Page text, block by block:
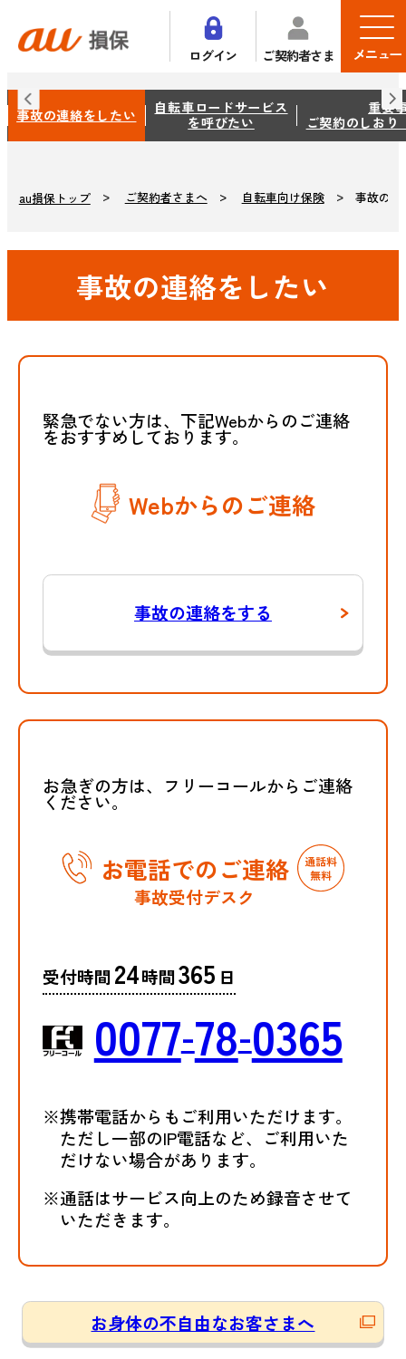
ログイン ご契約者さま メニュー
事故の連絡をしたい
自転車ロードサービス
を呼びたい
重要
ご契約のしおり
au損保トップ ご契約者さまへ 自転車向け保険 事故の連
事故の連絡をしたい
緊急でない方は、下記Webからのご連絡
をおすすめしております。
Webからのご連絡
事故の連絡をする
お急ぎの方は、フリーコールからご連絡
ください。
お電話でのご連絡
事故受付デスク
受付時間24時間365 日
0077-78-0365
※携帯電話からもご利用いただけます。
ただし一部のIP電話など、ご利用いた
だけない場合があります。
※通話はサービス向上のため録音させて
いただきます。
お身体の不自由なお客さまへ